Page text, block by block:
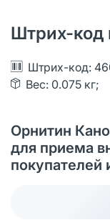
Штрих-код
Штрих-код:
Вес: 0.075 кг;
Орнитин
для приема
покупателей